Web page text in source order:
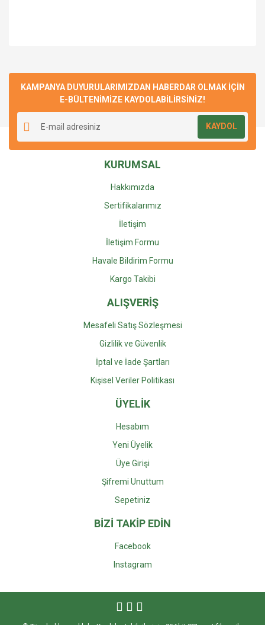
Yorum Yaz
kullanarak tarafımıza iletebilirsiniz.
Görüş ve önerileriniz için teşekkür ederiz.
Ürün resmi kalitesiz, bozuk veya görüntülenemiyor.
Ürün açıklamasında eksik bilgiler bulunuyor.
Ürün fiyatı diğer sitelerden daha pahalı.
Gönder
KAMPANYA DUYURULARIMIZDAN HABERDAR OLMAK İÇİN
E-BÜLTENİMİZE KAYDOLABİLİRSİNİZ!
KAYDOL
KURUMSAL
Hakkımızda
Sertifikalarımız
İletişim
İletişim Formu
Havale Bildirim Formu
Kargo Takibi
ALIŞVERİŞ
Mesafeli Satış Sözleşmesi
Gizlilik ve Güvenlik
İptal ve İade Şartları
Kişisel Veriler Politikası
ÜYELİK
Hesabım
Yeni Üyelik
Üye Girişi
Şifremi Unuttum
Sepetiniz
BİZİ TAKİP EDİN
Facebook
Instagram